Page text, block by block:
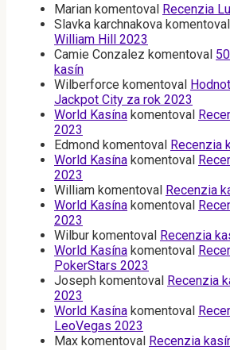
Marian komentoval Recenzia
Slavka karchnakova komentoval
William Hill 2023
Camie Conzalez komentoval
kasín
Wilberforce komentoval
Jackpot City za rok 2023
World Kasína komentoval
2023
Edmond komentoval Recenzia
World Kasína komentoval
2023
William komentoval Recenzia
World Kasína komentoval
2023
Wilbur komentoval Recenzia
World Kasína komentoval
PokerStars 2023
Joseph komentoval Recenzia
2023
World Kasína komentoval
LeoVegas 2023
Max komentoval Recenzia